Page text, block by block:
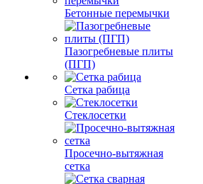
Бетонные перемычки
Пазогребневые плиты
(ПГП)
Сетка рабица
Стеклосетки
Просечно-вытяжная
сетка